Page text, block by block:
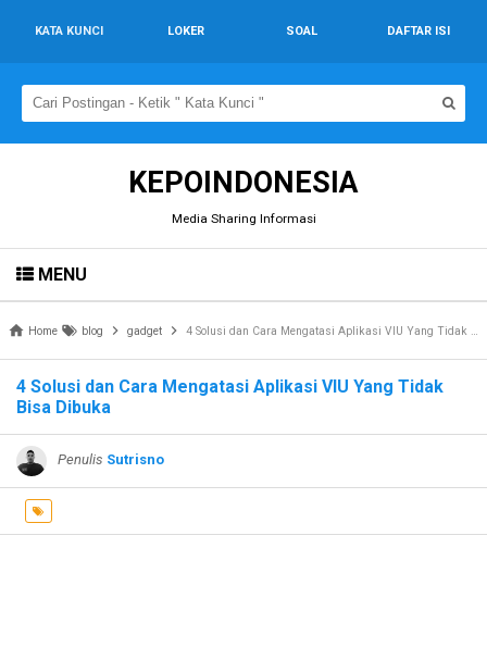
KATA KUNCI LOKER SOAL DAFTAR ISI
KEPOINDONESIA
Media Sharing Informasi
MENU
Home blog gadget 4 Solusi dan Cara Mengatasi Aplikasi VIU Yang Tidak Bisa Dibuka
4 Solusi dan Cara Mengatasi Aplikasi VIU Yang Tidak
Bisa Dibuka
Penulis Sutrisno